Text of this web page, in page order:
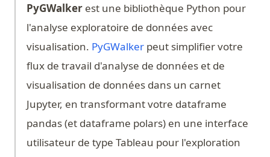
PyGWalkerest une bibliothèque Python pour
l'analyse exploratoire de données avec
visualisation. PyGWalker(opens in a new tab)
peut simplifier votre
flux de travail d'analyse de données et de
visualisation de données dans un carnet
Jupyter, en transformant votre dataframe
pandas (et dataframe polars) en une interface
utilisateur de type Tableau pour l'exploration